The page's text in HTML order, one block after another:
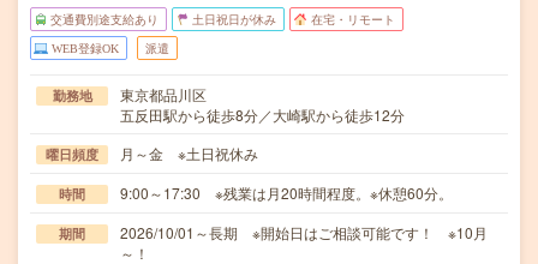
交通費別途支給あり 土日祝日が休み 在宅・リモート
WEB登録OK 派遣
勤務地
東京都品川区
五反田駅から徒歩8分／大崎駅から徒歩12分
曜日頻度 月～金 ※土日祝休み
時間 9:00～17:30 ※残業は月20時間程度。※休憩60分。
期間
2026/10/01～長期 ※開始日はご相談可能です！ ※10月
～！